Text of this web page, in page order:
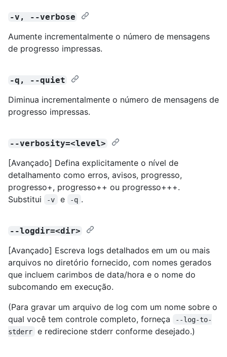
-v, --verbose
Aumente incrementalmente o número de mensagens
de progresso impressas.
-q, --quiet
Diminua incrementalmente o número de mensagens de
progresso impressas.
--verbosity=<level>
[Avançado] Defina explicitamente o nível de
detalhamento como erros, avisos, progresso,
progresso+, progresso++ ou progresso+++.
Substitui
-v e -q .
--logdir=<dir>
[Avançado] Escreva logs detalhados em um ou mais
arquivos no diretório fornecido, com nomes gerados
que incluem carimbos de data/hora e o nome do
subcomando em execução.
(Para gravar um arquivo de log com um nome sobre o
qual você tem controle completo, forneça
--log-to-
stderr
e redirecione stderr conforme desejado.)